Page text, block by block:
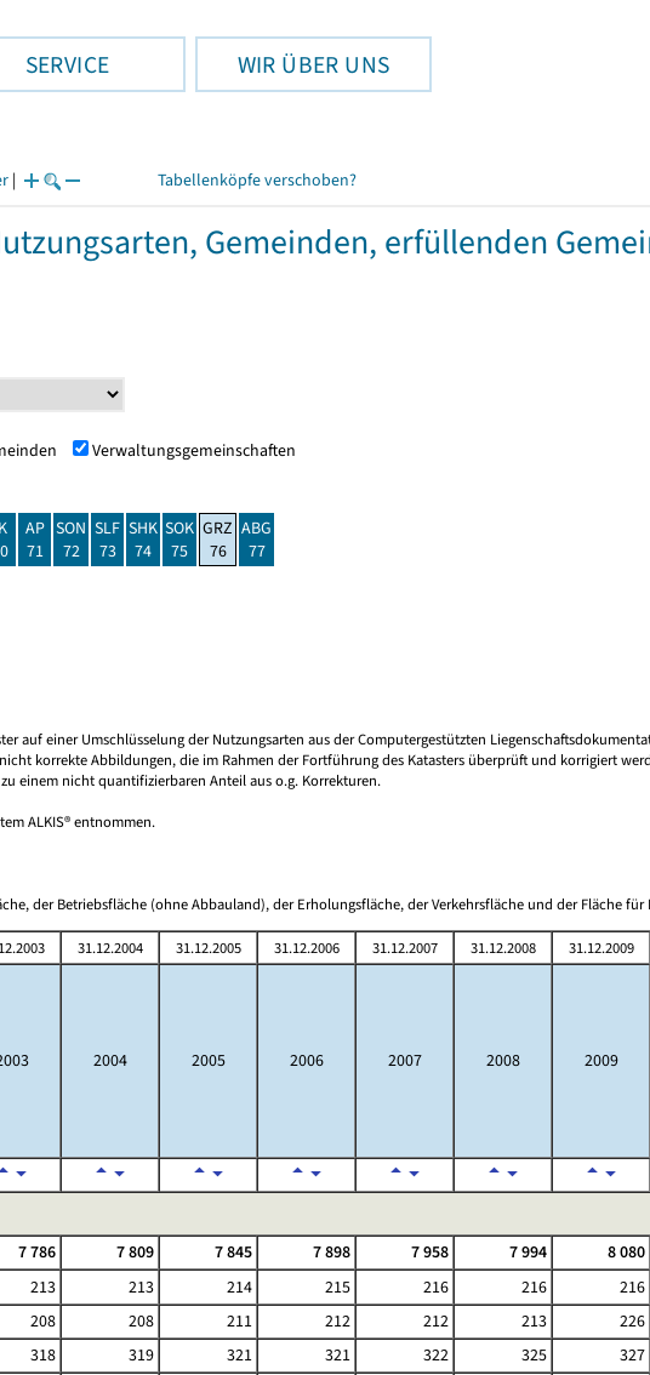
SERVICE WIR ÜBER UNS
| Tabellenköpfe verschoben?
Gemeinden, erfüllenden
Verwaltungsgemeinschaften
AP
71
SON
72
SLF
73
SHK
74
SOK
75
GRZ
76
ABG
77
auf einer Umschlüsselung der Nutzungsarten aus der Computergestützten
korrekte Abbildungen, die im Rahmen der Fortführung des Katasters überprüft und korrigiert
einem nicht quantifizierbaren Anteil aus o.g. Korrekturen.
ALKIS® entnommen.
der Betriebsfläche (ohne Abbauland), der Erholungsfläche, der Verkehrsfläche und der Fläche für
31.12.2004 31.12.2005 31.12.2006 31.12.2007 31.12.2008 31.12.2009
2004 2005 2006 2007 2008 2009
7 786 7 809 7 845 7 898 7 958 7 994
8 080
213 213 214 215 216 216
216
208 208 211 212 212 213
226
318 319 321 321 322 325
327